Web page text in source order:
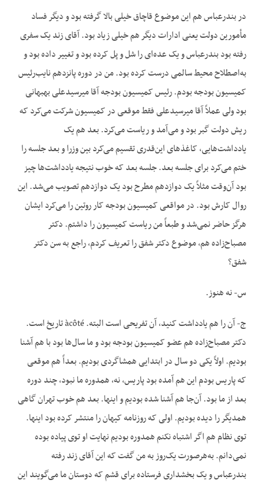
در بندرعباس هم این موضوع قاچاق خیلی بالا گرفته بود و دیگر فساد
مأمورین دولت یعنی ادارات دیگر هم خیلی زیاد بود. آقای زند یک سفری
رفته بود بندرعباس و یک عده‌ای را شل و پل کرده بود و تغییر داده بود و
به‌اصطلاح محیط سالمی درست کرده بود. من در دوره پانزدهم نایب‌رئیس
کمیسیون بودجه بودم. رئیس کمیسیون بودجه آقا میرسیدعلی بهبهانی
بود ولی عملاً آقا میرسیدعلی فقط موقعی در کمیسیون شرکت می‌کرد که
ریش دولت گبر بود و می‌آمد و ریاست می‌کرد. بعد هم یک
یادداشت‌هایی، کاغذهای این‌قدری تقسیم می‌کرد بین وزرا و بعد جلسه را
ختم می‌کرد برای جلسه بعد. جلسه بعد که خوب نتیجه یادداشت‌ها چیز
بود آن‌وقت مثلاً یک دوازدهم مطرح بود یک دوازدهم تصویب می‌شد. این
روال کارش بود. در مواقعی کمیسیون بودجه کار روتین را می‌کرد ایشان
هرگز حاضر نمی‌شد و طبعاً من ریاست کمیسیون را داشتم. دکتر
مصباح‌زاده هم، موضوع دکتر شفق را تعریف کردم، راجع به سن دکتر
شفق؟
س- نه هنوز.
ج- آن را هم یادداشت کنید، آن تفریحی است البته. àcôté تاریخ است.
دکتر مصباح‌زاده هم عضو کمیسیون بودجه بود و ما سال‌ها بود با هم آشنا
بودیم. اولاً یکی دو سال در ابتدایی همشاگردی بودیم. بعداً هم موقعی
که پاریس بودم این هم آمده بود پاریس، نه، همدوره ما نبود، چند دوره
بعد از ما بود. آن‌جا هم آشنا شده بودیم و اینها. بعد هم خوب تهران گاهی
همدیگر را دیده بودیم. اولی که روزنامه کیهان را منتشر کرده بود اینها.
توی نظام هم اگر اشتباه نکنم همدوره بودیم نهایت او توی پیاده بوده
نمی‌دانم. به‌هرصورت یک‌روز به من گفت که این آقای زند رفته
بندرعباس و یک بخشداری فرستاده برای قشم که دوستان ما می‌گویند این